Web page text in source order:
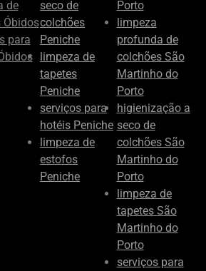
de
Óbidos
para
seco de
colchões
Peniche
limpeza de
tapetes
Peniche
serviços para
hotéis Peniche
limpeza de
estofos
Peniche
Porto
limpeza
profunda de
colchões São
Martinho do
Porto
higienização a
seco de
colchões São
Martinho do
Porto
limpeza de
tapetes São
Martinho do
Porto
serviços para